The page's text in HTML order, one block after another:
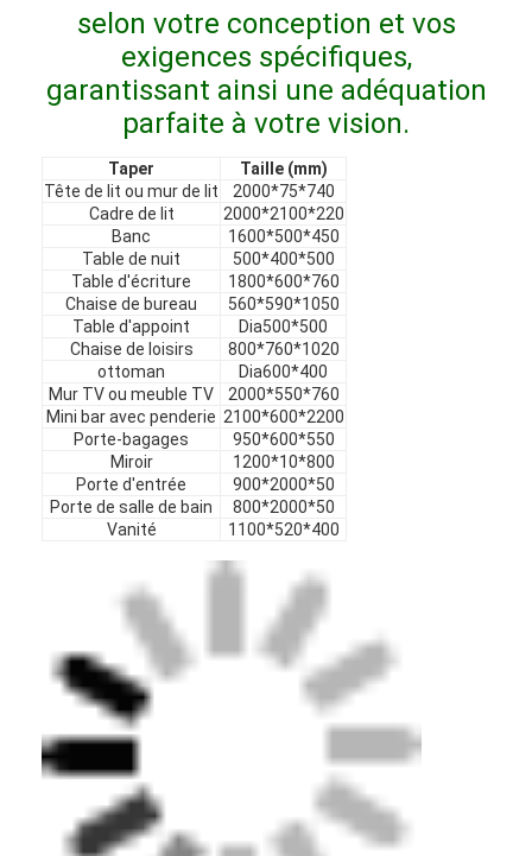
Meubles d'hôtel
Meubles de maison
Meubles pour appartements
Meubles de clubs commerciaux
Meubles de salle à manger
Meubles de bureau
Mobilier fixe
Meubles tapissés
selon votre conception et vos
exigences spécifiques,
garantissant ainsi une adéquation
parfaite à votre vision.
Taper
Taille (mm)
Tête de lit ou mur de lit
2000*75*740
Cadre de lit
2000*2100*220
Banc
1600*500*450
Table de nuit
500*400*500
Table d'écriture
1800*600*760
Chaise de bureau
560*590*1050
Table d'appoint
Dia500*500
Chaise de loisirs
800*760*1020
ottoman
Dia600*400
Mur TV ou meuble TV
2000*550*760
Mini bar avec penderie 2100*600*2200
Porte-bagages
950*600*550
Miroir
1200*10*800
Porte d'entrée
900*2000*50
Porte de salle de bain
800*2000*50
Vanité
1100*520*400